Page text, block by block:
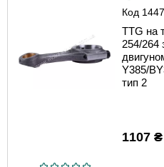
Код
TTG на
254/264
Y385/
тип 2
1107 ₴